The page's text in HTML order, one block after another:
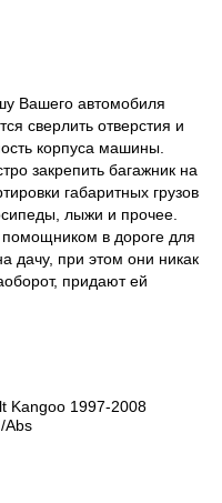
Вашего автомобиля
сверлить отверстия и
корпуса машины.
закрепить багажник на
габаритных грузов
лыжи и прочее.
в дороге для
дачу, при этом они никак
придают ей
Kangoo 1997-2008
Abs